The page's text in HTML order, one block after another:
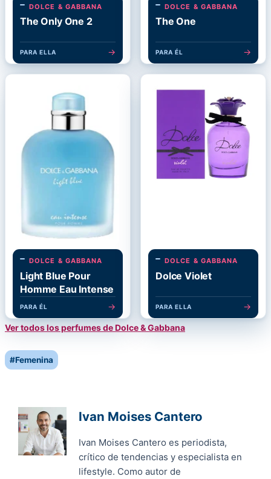
DOLCE & GABBANA
The Only One 2
PARA ELLA →
DOLCE & GABBANA
The One
PARA ÉL →
DOLCE & GABBANA
Light Blue Pour
Homme Eau Intense
PARA ÉL →
DOLCE & GABBANA
Dolce Violet
PARA ELLA →
Ver todos los perfumes de Dolce & Gabbana
Post
Tags:
#Femenina
Ivan Moises Cantero
Ivan Moises Cantero es periodista,
crítico de tendencias y especialista en
lifestyle. Como autor de